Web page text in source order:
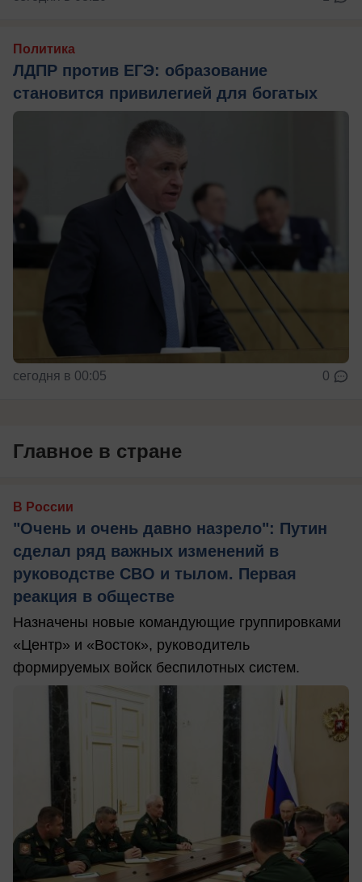
Политика
ЛДПР против ЕГЭ: образование
становится привилегией для богатых
сегодня в 00:05 0
Главное в стране
В России
"Очень и очень давно назрело": Путин
сделал ряд важных изменений в
руководстве СВО и тылом. Первая
реакция в обществе
Назначены новые командующие группировками
«Центр» и «Восток», руководитель
формируемых войск беспилотных систем.